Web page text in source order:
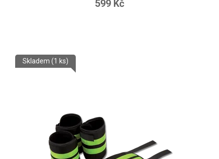
599 Kč
Skladem (1 ks)